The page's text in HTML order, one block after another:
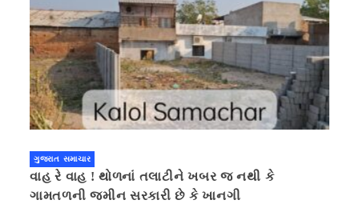
ગુજરાત સમાચાર
વાહ રે વાહ ! થોળનાં તલાટીને ખબર જ નથી કે
ગામતળની જમીન સરકારી છે કે ખાનગી